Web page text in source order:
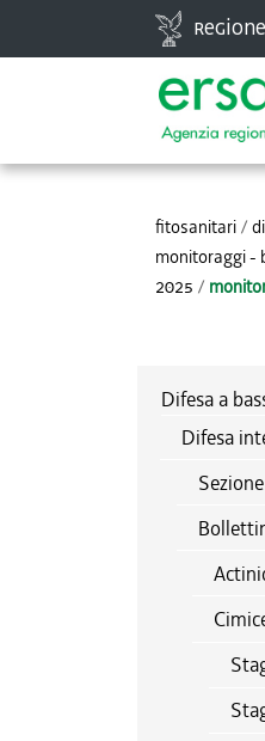
sulla
Strumenti
fitosanitari /
monitoraggi -
2025 /
Difesa a
Difesa